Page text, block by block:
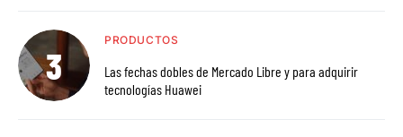
PRODUCTOS
Las fechas dobles de Mercado Libre y para adquirir
tecnologías Huawei